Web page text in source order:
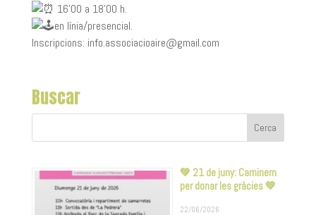
16’00 a 18’00 h.
en línia/presencial.
Inscripcions: info.associacioaire@gmail.com
Buscar
💚 21 de juny: Caminem
per donar les gràcies 💚
22/06/2026